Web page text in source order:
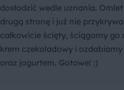
dosłodzić wedle uznania.
drugą stronę i już nie
całkowicie ścięty, ściągamy go
krem czekoladowy i
oraz jogurtem. Gotowe! :)